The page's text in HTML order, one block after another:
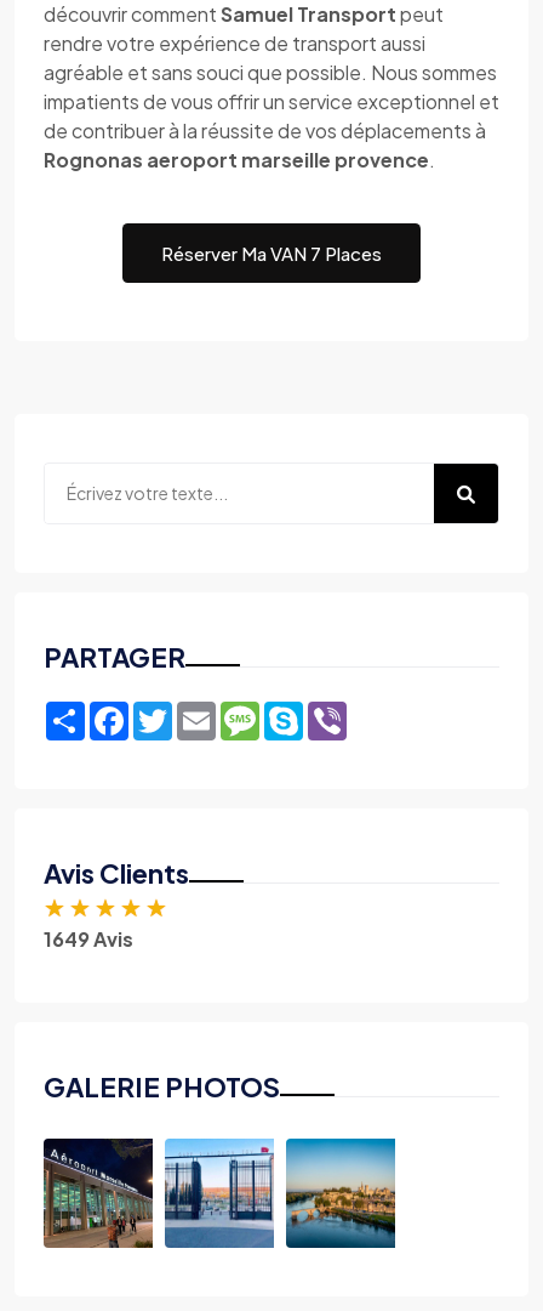
découvrir commentSamuel Transportpeut
rendre votre expérience de transport aussi
agréable et sans souci que possible. Nous sommes
impatients de vous offrir un service exceptionnel et
de contribuer à la réussite de vos déplacements à
Rognonas aeroport marseille provence.
Réserver Ma VAN 7 Places
PARTAGER
ShareFacebook
TwitterEmailMessage
Skype
Avis Clients
★ ★ ★ ★ ★
1649 Avis
GALERIE PHOTOS